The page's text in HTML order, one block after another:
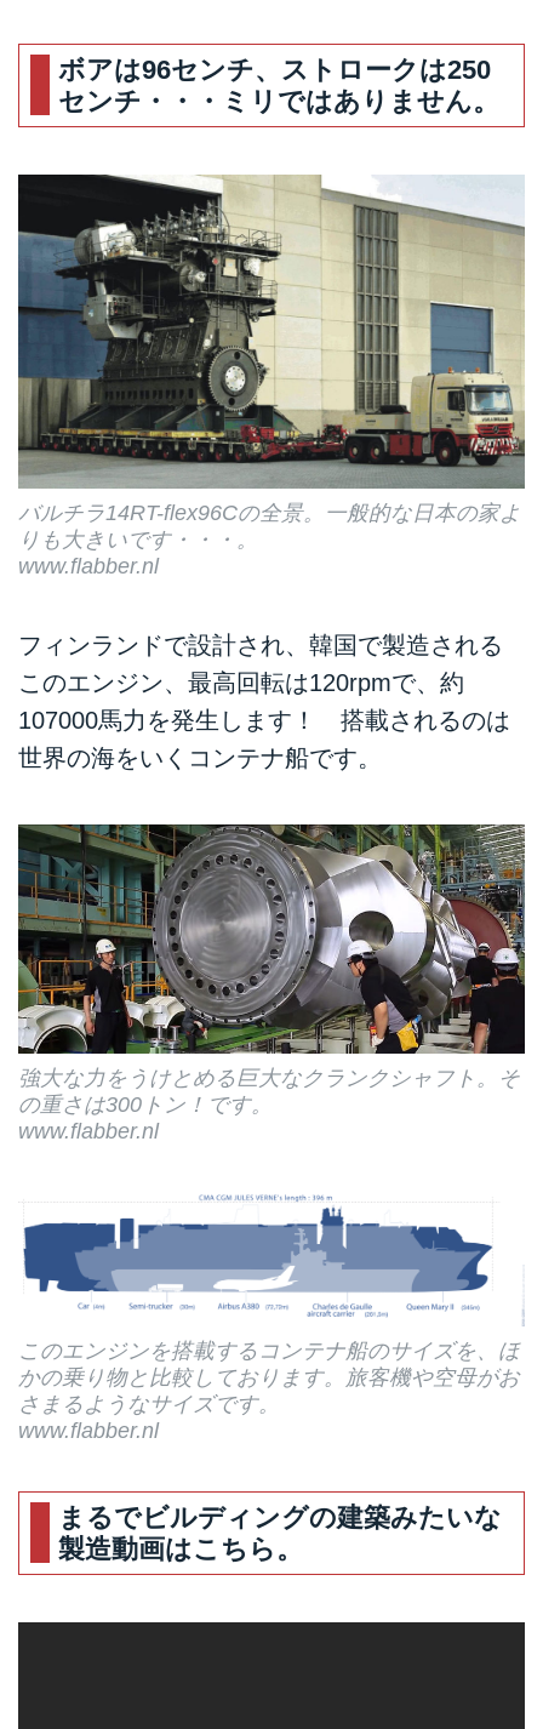
ボアは96センチ、ストロークは250
センチ・・・ミリではありません。
バルチラ14RT-flex96Cの全景。一般的な日本の家よ
りも大きいです・・・。
www.flabber.nl
フィンランドで設計され、韓国で製造される
このエンジン、最高回転は120rpmで、約
107000馬力を発生します！ 搭載されるのは
世界の海をいくコンテナ船です。
強大な力をうけとめる巨大なクランクシャフト。そ
の重さは300トン！です。
www.flabber.nl
このエンジンを搭載するコンテナ船のサイズを、ほ
かの乗り物と比較しております。旅客機や空母がお
さまるようなサイズです。
www.flabber.nl
まるでビルディングの建築みたいな
製造動画はこちら。